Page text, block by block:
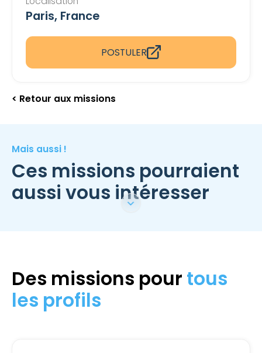
Paris, France
POSTULER
< Retour aux missions
Mais aussi !
Ces missions pourraient
aussi vous intéresser
Des missions pour tous
les profils